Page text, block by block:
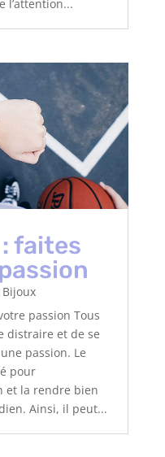
l’attention...
faites
Bijoux
passion Tous
distraire et de se
passion. Le
pour
et la rendre bien
Ainsi, il peut...